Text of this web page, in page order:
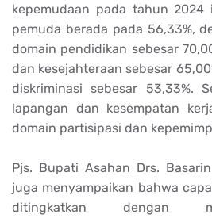
kepemudaan pada tahun 2024
pemuda berada pada 56,33%,
domain pendidikan sebesar
dan kesejahteraan sebesar
diskriminasi sebesar 53,33%.
lapangan dan kesempatan
domain partisipasi dan
Pjs. Bupati Asahan Drs.
juga menyampaikan bahwa
ditingkatkan dengan